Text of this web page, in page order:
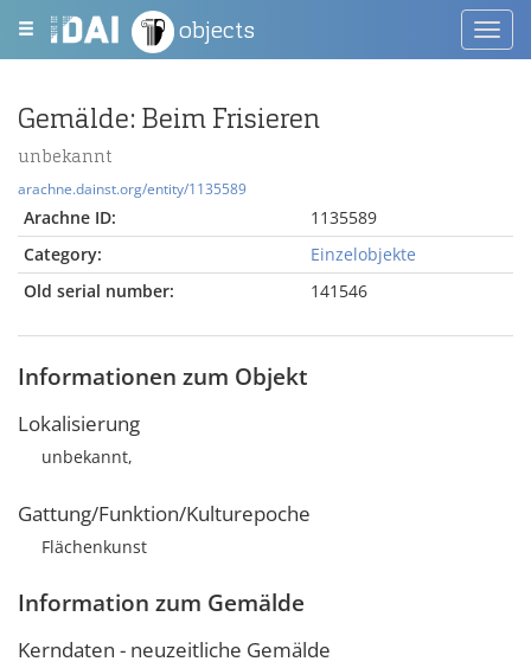
objects
Gemälde: Beim Frisieren
unbekannt
arachne.dainst.org/entity/1135589
Arachne ID:
1135589
Category:
Einzelobjekte
Old serial number:
141546
Informationen zum Objekt
Lokalisierung
unbekannt,
Gattung/Funktion/Kulturepoche
Flächenkunst
Information zum Gemälde
Kerndaten - neuzeitliche Gemälde